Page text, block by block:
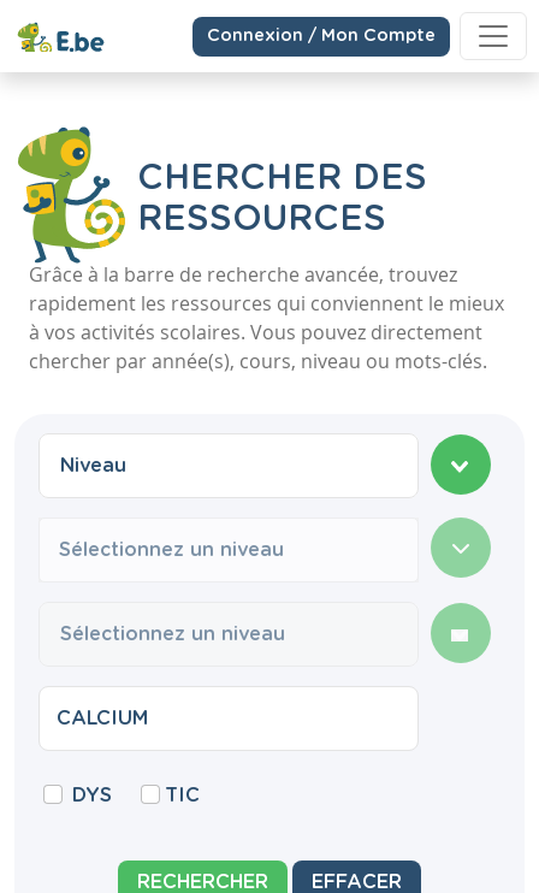
Connexion / Mon Compte
CHERCHER DES
RESSOURCES
Grâce à la barre de recherche avancée, trouvez
rapidement les ressources qui conviennent le mieux
à vos activités scolaires. Vous pouvez directement
chercher par année(s), cours, niveau ou mots-clés.
Sélectionnez un niveau
DYS TIC
RECHERCHER EFFACER